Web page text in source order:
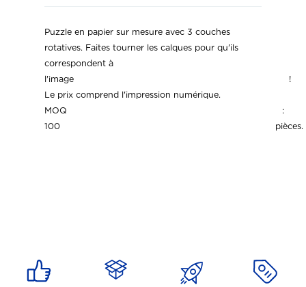
Puzzle en papier sur mesure avec 3 couches
rotatives. Faites tourner les calques pour qu'ils
correspondent à
l'image !
Le prix comprend l'impression numérique.
MOQ :
100 pièces.